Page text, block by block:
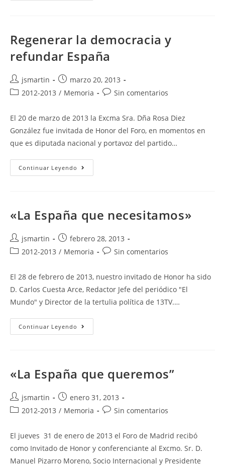
Todos»
Regenerar la democracia y
refundar España
Autor
de
jsmartin
Publicación
de
marzo 20, 2013
Categoría
la
entrada:
2012-2013 / Memoria
Comentarios
entrada:
Sin comentarios
El 20 de marzo de 2013 la Excma Sra. Dña Rosa Diez
González fue invitada de Honor del Foro, en momentos en
que es diputada nacional y portavoz del partido…
Continuar Leyendo Regenerar
La
«La España que necesitamos»
Autor
de
jsmartin
Publicación
de
febrero 28, 2013
Categoría
la
entrada:
2012-2013 / Memoria
Comentarios
entrada:
Sin comentarios
El 28 de febrero de 2013, nuestro invitado de Honor ha sido
D. Carlos Cuesta Arce, Redactor Jefe del periódico "El
Mundo" y Director de la tertulia política de 13TV.…
Continuar Leyendo «La
España
«La España que queremos”
Autor
de
jsmartin
Publicación
de
enero 31, 2013
Categoría
la
entrada:
2012-2013 / Memoria
Comentarios
la
entrada:
Sin comentarios
El jueves 31 de enero de 2013 el Foro de Madrid recibó
como Invitado de Honor y conferenciante al Excmo. Sr. D.
Manuel Pizarro Moreno, Socio Internacional y Presidente